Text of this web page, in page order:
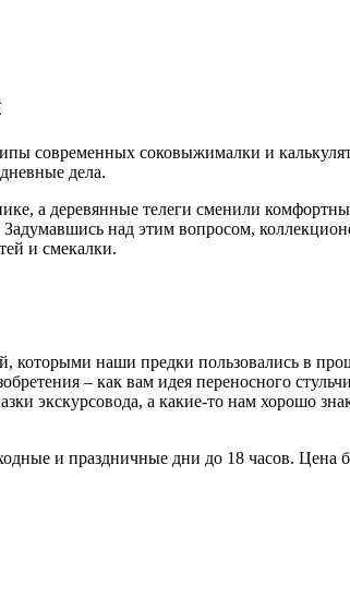
современных соковыжималки и
дела.
а деревянные телеги сменили
над этим вопросом,
и смекалки.
которыми наши предки пользовались в
– как вам идея переносного
экскурсовода, а какие-то нам хорошо
и праздничные дни до 18 часов. Цена